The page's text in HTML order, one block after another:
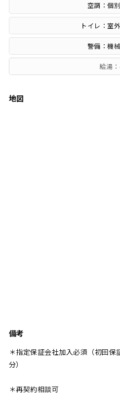
空調：個
トイレ：室
警備：機
給湯
地図
備考
＊指定保証会社加入必須（初回保
分）
＊再契約相談可